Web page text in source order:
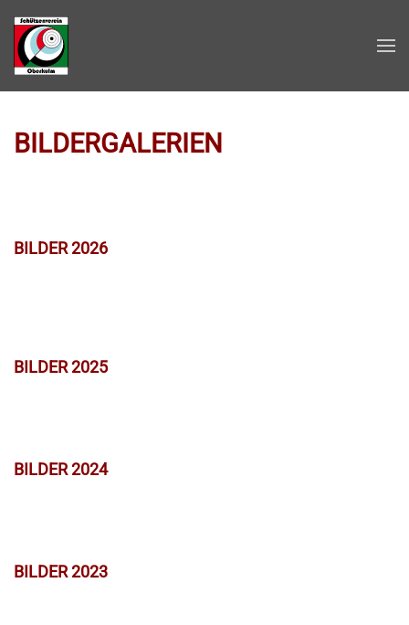
Zum Hauptinhalt springen
BILDERGALERIEN
BILDER 2026
BILDER 2025
BILDER 2024
BILDER 2023